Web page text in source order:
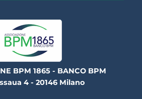
BPM 1865 - BANCO BPM
4 - 20146 Milano